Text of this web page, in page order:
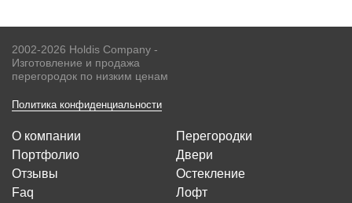
2002-2026 Holdis Company -
Изготовление и продажа
перегородок по низким ценам
Политика конфиденциальности
О компании
Перегородки
Портфолио
Двери
Отзывы
Остекление
Faq
Лофт